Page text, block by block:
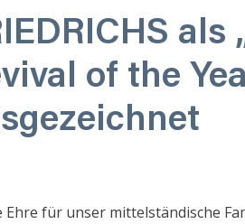
als
of the
Ehre für unser mittelständische